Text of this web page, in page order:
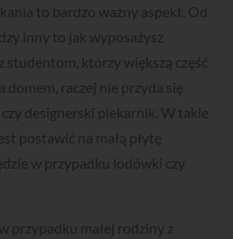
to bardzo ważny aspekt. Od
inny to jak wyposażysz
studentom, którzy większą część
domem, raczej nie przyda się
designerski piekarnik. W takie
postawić na małą płytę
w przypadku lodówki czy
przypadku małej rodziny z